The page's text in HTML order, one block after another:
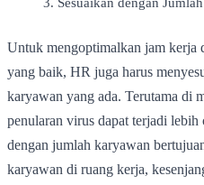
Sesuaikan dengan
Untuk mengoptimalkan jam kerja
yang baik, HR juga harus
karyawan yang ada. Terutama di
penularan virus dapat terjadi lebih
dengan jumlah karyawan
karyawan di ruang kerja,